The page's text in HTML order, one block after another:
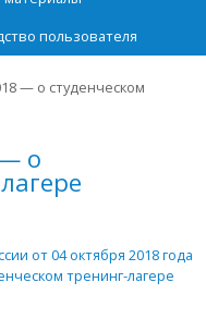
пользователя
— о студенческом
о
от 04 октября 2018 года
тренинг-лагере